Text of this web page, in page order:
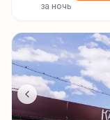
за ночь